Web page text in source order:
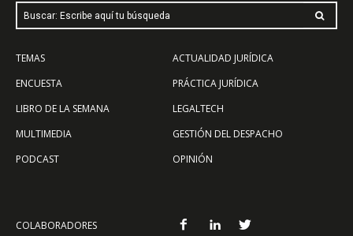
Buscar: Escribe aquí tu búsqueda
TEMAS
ENCUESTA
LIBRO DE LA SEMANA
MULTIMEDIA
PODCAST
ACTUALIDAD JURÍDICA
PRÁCTICA JURÍDICA
LEGALTECH
GESTIÓN DEL DESPACHO
OPINIÓN
COLABORADORES